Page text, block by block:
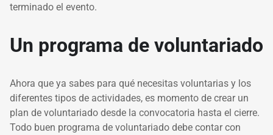
terminado el evento.
Un programa de voluntariado
Ahora que ya sabes para qué necesitas voluntarias y los
diferentes tipos de actividades, es momento de crear un
plan de voluntariado desde la convocatoria hasta el cierre.
Todo buen programa de voluntariado debe contar con